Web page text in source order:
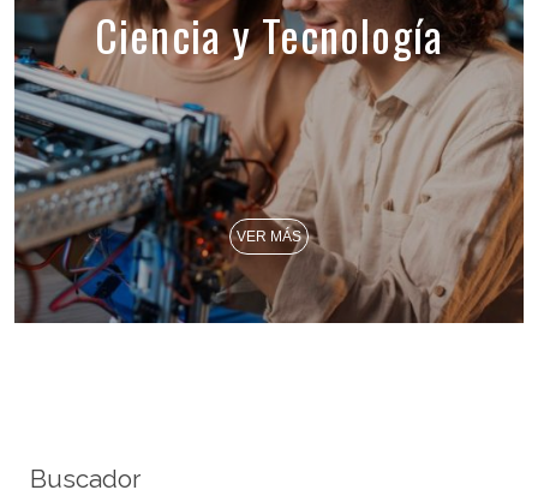
Ciencia y Tecnología
VER MÁS
Buscador